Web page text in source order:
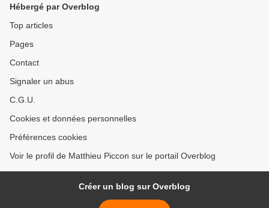
Hébergé par Overblog
Top articles
Pages
Contact
Signaler un abus
C.G.U.
Cookies et données personnelles
Préférences cookies
Voir le profil de Matthieu Piccon sur le portail Overblog
Créer un blog sur Overblog